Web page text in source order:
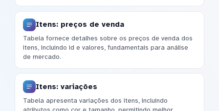
Itens: preços de venda
Tabela fornece detalhes sobre os preços de venda dos
itens, incluindo id e valores, fundamentais para análise
de mercado.
Itens: variações
Tabela apresenta variações dos itens, incluindo